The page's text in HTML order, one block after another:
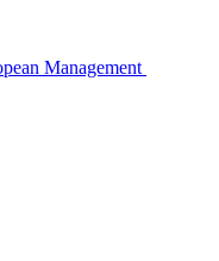
Management